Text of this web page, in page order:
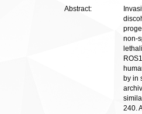
Abstract:
non-
by in
240.